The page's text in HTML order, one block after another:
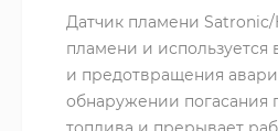
Датчик пламени Satronic/
пламени и используется
и предотвращения
обнаружении погасания